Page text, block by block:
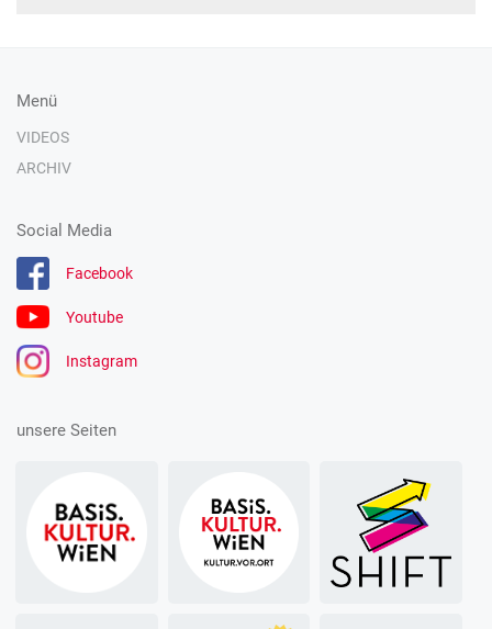
Menü
VIDEOS
ARCHIV
Social Media
Facebook
Youtube
Instagram
unsere Seiten